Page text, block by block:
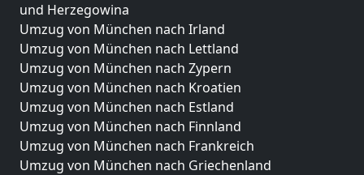
und Herzegowina
Umzug von München nach Irland
Umzug von München nach Lettland
Umzug von München nach Zypern
Umzug von München nach Kroatien
Umzug von München nach Estland
Umzug von München nach Finnland
Umzug von München nach Frankreich
Umzug von München nach Griechenland